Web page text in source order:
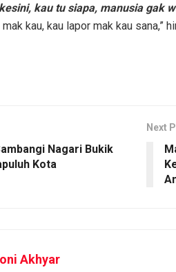
kau tu siapa, manusia gak
mak kau, kau lapor mak kau sana,”
Nagari Bukik
Kota
Next
Akhyar